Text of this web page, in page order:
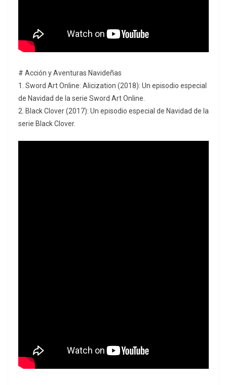
# Acción y Aventuras Navideñas
1. Sword Art Online: Alicization (2018): Un episodio especial
de Navidad de la serie Sword Art Online.
2. Black Clover (2017): Un episodio especial de Navidad de la
serie Black Clover.